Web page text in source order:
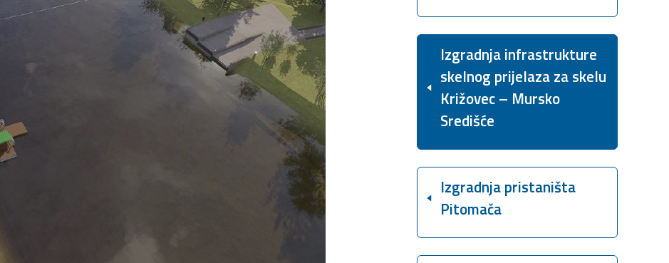
Izgradnja infrastrukture
skelnog prijelaza za skelu
Križovec – Mursko
Središće
Izgradnja pristaništa
Pitomača